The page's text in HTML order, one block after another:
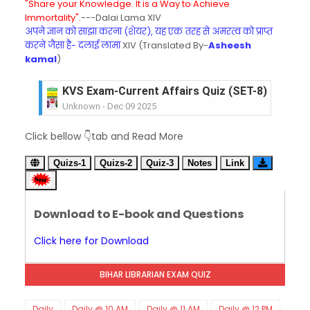
"Share your Knowledge. It is a Way to Achieve
Immortality".---Dalai Lama XIV
अपने ज्ञान को साझा करना (शेयर), यह एक तरह से अमरत्व को प्राप्त
करने जैसा है- दलाई लामाXIV (Translated By-Asheesh
kamal)
KVS Exam-Current Affairs Quiz (SET-8) in
Unknown - Dec 09 2025
Unknown- Dec 08 2025
KVS Exam-Current Affairs Quiz (SET-6) in
Unknown-Dec 07 2025
KVS Exam-Current Affairs Quiz (SET-4) in
KVS Exam-Current Affairs Quiz (SET-3) in Hindi
Unknown-Dec 04 2025
KVS Exam-Current Affairs Quiz (SET-2) in
Click bellow 👇tab and Read More
Quizs-1 Quizs-2 Quiz-3 Notes Link
Download to E-book and Questions
Click here for Download
BIHAR LIBRARIAN EXAM QUIZ